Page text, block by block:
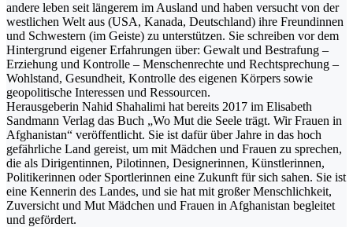
andere leben seit längerem im Ausland und haben versucht von der
westlichen Welt aus (USA, Kanada, Deutschland) ihre Freundinnen
und Schwestern (im Geiste) zu unterstützen. Sie schreiben vor dem
Hintergrund eigener Erfahrungen über: Gewalt und Bestrafung –
Erziehung und Kontrolle – Menschenrechte und Rechtsprechung –
Wohlstand, Gesundheit, Kontrolle des eigenen Körpers sowie
geopolitische Interessen und Ressourcen.
Herausgeberin Nahid Shahalimi hat bereits 2017 im Elisabeth
Sandmann Verlag das Buch „Wo Mut die Seele trägt. Wir Frauen in
Afghanistan“ veröffentlicht. Sie ist dafür über Jahre in das hoch
gefährliche Land gereist, um mit Mädchen und Frauen zu sprechen,
die als Dirigentinnen, Pilotinnen, Designerinnen, Künstlerinnen,
Politikerinnen oder Sportlerinnen eine Zukunft für sich sahen. Sie ist
eine Kennerin des Landes, und sie hat mit großer Menschlichkeit,
Zuversicht und Mut Mädchen und Frauen in Afghanistan begleitet
und gefördert.